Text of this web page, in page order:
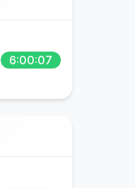
6:00:07